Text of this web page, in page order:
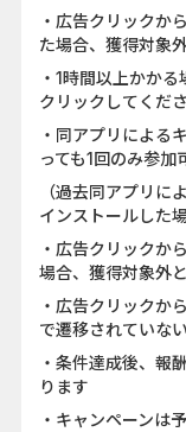
・広告クリックか
た場合、獲得対象
・1時間以上かか
クリックしてくだ
・同アプリによる
っても1回のみ参加
（過去同アプリに
インストールした
・広告クリックか
場合、獲得対象外
・広告クリックか
で遷移されていな
・条件達成後、報
ります
・キャンペーンは